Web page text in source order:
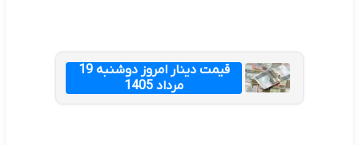
قیمت دینار امروز دوشنبه 19
مرداد 1405